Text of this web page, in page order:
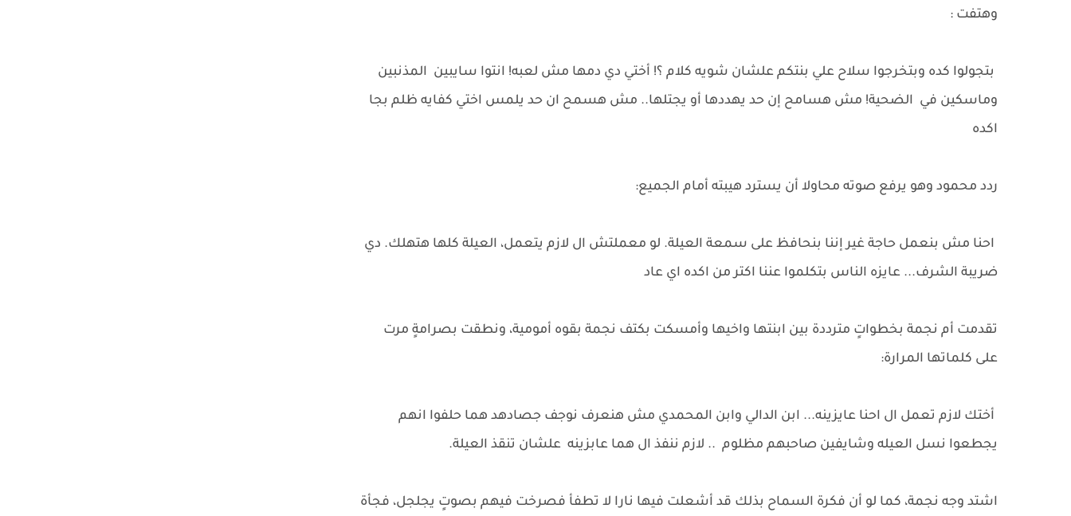
وهتفت :
بتجولوا كده وبتخرجوا سلاح علي بنتكم علشان شويه كلام ؟! أختي دي دمها مش لعبه! انتوا سايبين المذنبين
وماسكين في الضحية! مش هسامح إن حد يهددها أو يجتلها.. مش هسمح ان حد يلمس اختي كفايه ظلم بجا
اكده
ردد محمود وهو يرفع صوته محاولا أن يسترد هيبته أمام الجميع:
احنا مش بنعمل حاجة غير إننا بنحافظ على سمعة العيلة. لو معملتش ال لازم يتعمل، العيلة كلها هتهلك. دي
ضريبة الشرف... عايزه الناس بتكلموا عننا اكتر من اكده اي عاد
تقدمت أم نجمة بخطواتٍ مترددة بين ابنتها واخيها وأمسكت بكتف نجمة بقوه أمومية، ونطقت بصرامةٍ مرت
على كلماتها المرارة:
أختك لازم تعمل ال احنا عايزينه... ابن الدالي وابن المحمدي مش هنعرف نوجف جصادهد هما حلفوا انهم
يجطعوا نسل العيله وشايفين صاحبهم مظلوم .. لازم ننفذ ال هما عابزينه علشان تنقذ العيلة.
اشتد وجه نجمة، كما لو أن فكرة السماح بذلك قد أشعلت فيها نارا لا تطفأ فصرخت فيهم بصوتٍ يجلجل، فجأة